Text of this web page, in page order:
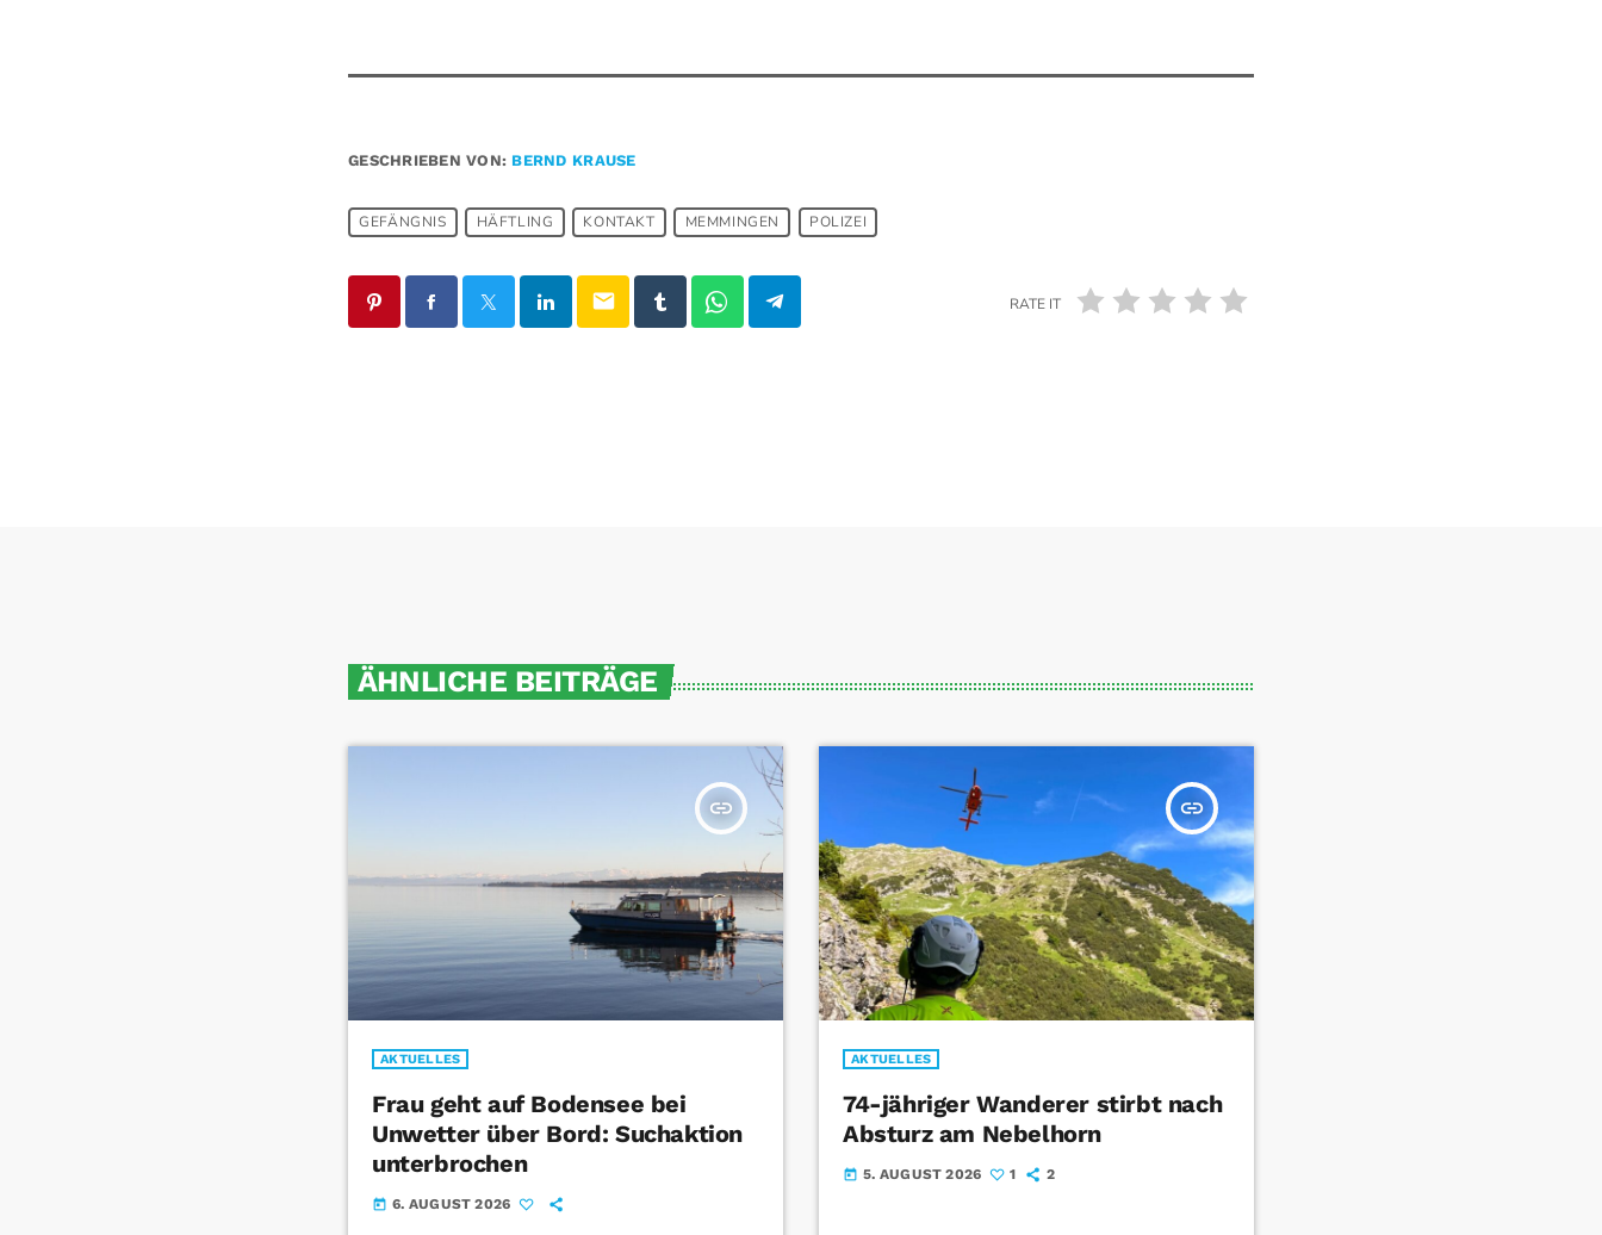
GESCHRIEBEN VON: BERND KRAUSE
GEFÄNGNIS HÄFTLING KONTAKT MEMMINGEN POLIZEI
email RATE IT
ÄHNLICHE BEITRÄGE
insert_link
AKTUELLES
Frau geht auf Bodensee bei
Unwetter über Bord: Suchaktion
unterbrochen
today 6. AUGUST 2026
insert_link
AKTUELLES
74-jähriger Wanderer stirbt nach
Absturz am Nebelhorn
today 5. AUGUST 2026 1 2